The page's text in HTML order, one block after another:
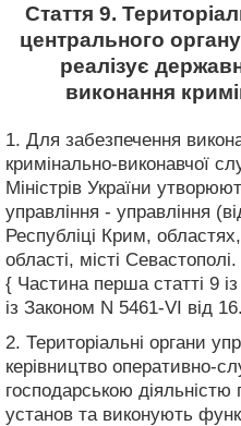
Стаття 9.
центрального
реалізує
виконання
1. Для забезпечення
кримінально-виконавчої
Міністрів України
управління - управління
Республіці Крим, областях,
області, місті Севастополі.
{ Частина перша статті 9
із Законом N 5461-VI від
2. Територіальні органи
керівництво оперативно-
господарською діяльністю
установ та виконують